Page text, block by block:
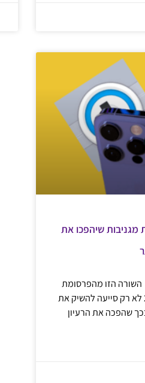
מגניבות שיהפכו את
השורה הזו מהפרסומת
הזו של אפל משנת 2009 לא רק סייעה להשיק את
שהפכה את הרעיון